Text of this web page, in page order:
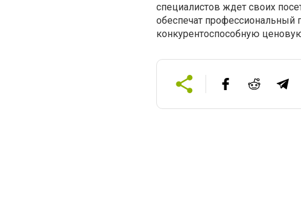
специалистов ждет своих
обеспечат профессиональный
конкурентоспособную